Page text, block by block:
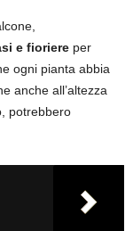
e fioriere per
ogni pianta abbia
anche all’altezza
potrebbero